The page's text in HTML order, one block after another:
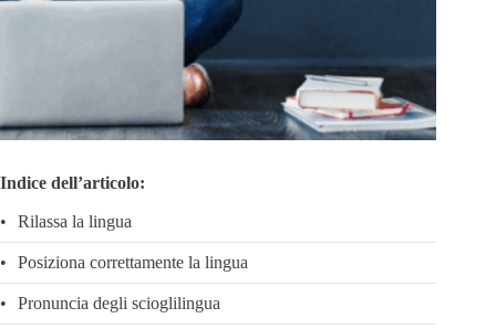
Indice dell’articolo:
Rilassa la lingua
Posiziona correttamente la lingua
Pronuncia degli scioglilingua